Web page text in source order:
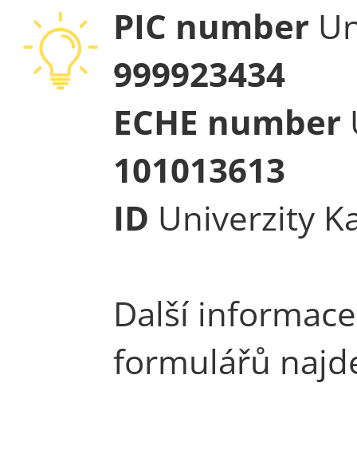
PIC number
999923434
ECHE number
101013613
ID Univerzity
Další
formulářů